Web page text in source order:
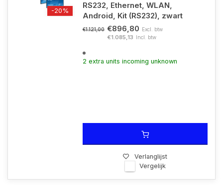
-20%
RS232, Ethernet, WLAN,
Android, Kit (RS232), zwart
€1.121,00 €896,80 Excl. btw
€1.085,13 Incl. btw
2 extra units incoming unknown
Verlanglijst
Vergelijk